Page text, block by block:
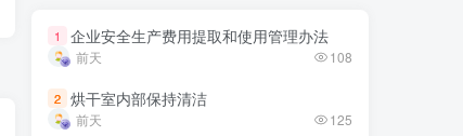
1 企业安全生产费用提取和使用管理办法
前天 108
2 烘干室内部保持清洁
前天 125
1 企业安全生产费用提取和使用管理办法
前天 108
2 烘干室内部保持清洁
前天 125